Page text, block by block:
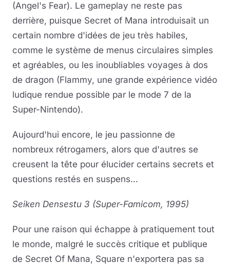
(Angel's Fear). Le gameplay ne reste pas
derrière, puisque Secret of Mana introduisait un
certain nombre d'idées de jeu très habiles,
comme le système de menus circulaires simples
et agréables, ou les inoubliables voyages à dos
de dragon (Flammy, une grande expérience vidéo
ludique rendue possible par le mode 7 de la
Super-Nintendo).
Aujourd'hui encore, le jeu passionne de
nombreux rétrogamers, alors que d'autres se
creusent la tête pour élucider certains secrets et
questions restés en suspens...
Seiken Densestu 3 (Super-Famicom, 1995)
Pour une raison qui échappe à pratiquement tout
le monde, malgré le succès critique et publique
de Secret Of Mana, Square n'exportera pas sa